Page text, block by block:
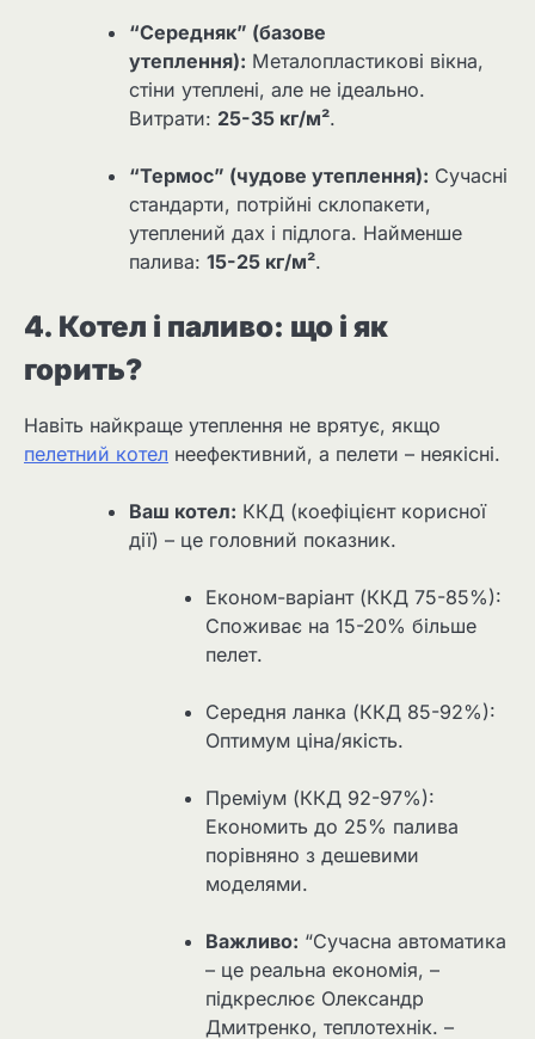
“Середняк” (базове
утеплення): Металопластикові вікна,
стіни утеплені, але не ідеально.
Витрати: 25-35 кг/м².
“Термос” (чудове утеплення): Сучасні
стандарти, потрійні склопакети,
утеплений дах і підлога. Найменше
палива: 15-25 кг/м².
4. Котел і паливо: що і як
горить?
Навіть найкраще утеплення не врятує, якщо
пелетний котел неефективний, а пелети – неякісні.
Ваш котел: ККД (коефіцієнт корисної
дії) – це головний показник.
Економ-варіант (ККД 75-85%):
Споживає на 15-20% більше
пелет.
Середня ланка (ККД 85-92%):
Оптимум ціна/якість.
Преміум (ККД 92-97%):
Економить до 25% палива
порівняно з дешевими
моделями.
Важливо: “Сучасна автоматика
– це реальна економія, –
підкреслює Олександр
Дмитренко, теплотехнік. –